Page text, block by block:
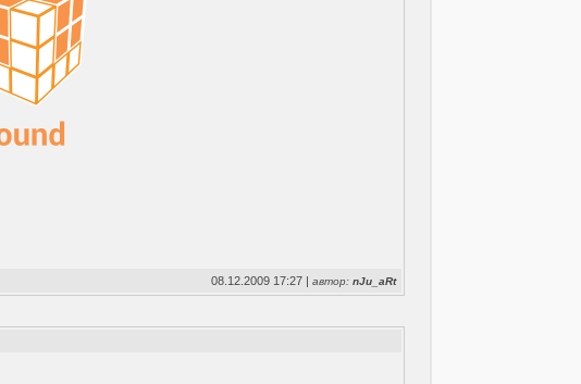
08.12.2009 17:27 |автор:nJu_aRt